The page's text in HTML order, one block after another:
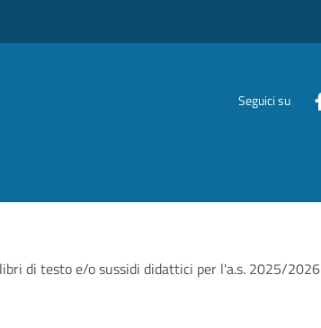
Seguici su
di testo e/o sussidi didattici per l'a.s. 2025/2026